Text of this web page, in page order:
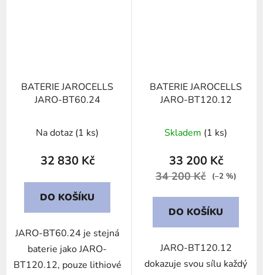
BATERIE JAROCELLS
JARO-BT60.24
Na dotaz (1 ks)
32 830 Kč
DO KOŠÍKU
JARO-BT60.24 je stejná
baterie jako JARO-
BT120.12, pouze lithiové
BATERIE JAROCELLS
JARO-BT120.12
Skladem (1 ks)
33 200 Kč
34 200 Kč (–2 %)
DO KOŠÍKU
JARO-BT120.12
dokazuje svou sílu každý